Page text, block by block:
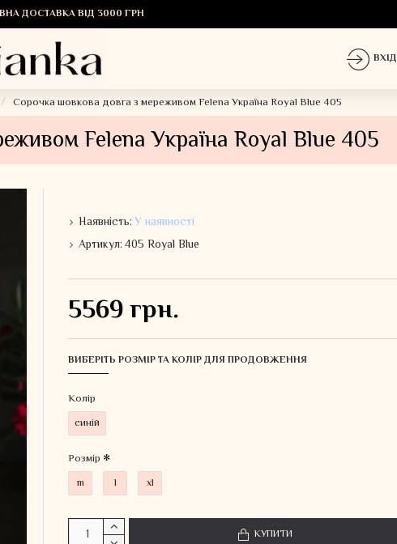
ДОСТАВКА ВІД 3000 ГРН
ВХІД
Сорочка шовкова довга з мереживом Felena Україна Royal Blue 405
Felena Україна Royal Blue 405
Наявність:У наявності
Артикул:405 Royal Blue
5569 грн.
ВИБЕРІТЬ РОЗМІР ТА КОЛІР ДЛЯ ПРОДОВЖЕННЯ
Колiр
синій
Розмір
m
l xl
КУПИТИ